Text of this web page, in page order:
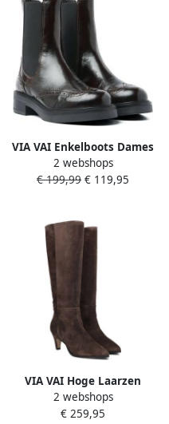
VIA VAI Enkelboots Dames
Lucia Gina Maat: 36
Materiaal: Leer Kleur: Bruin
2 webshops
€ 199,99 € 119,95
VIA VAI Hoge Laarzen
Dames Lina Perri Maat: 37
Materiaal: Suède Kleur:
2 webshops
€ 259,95